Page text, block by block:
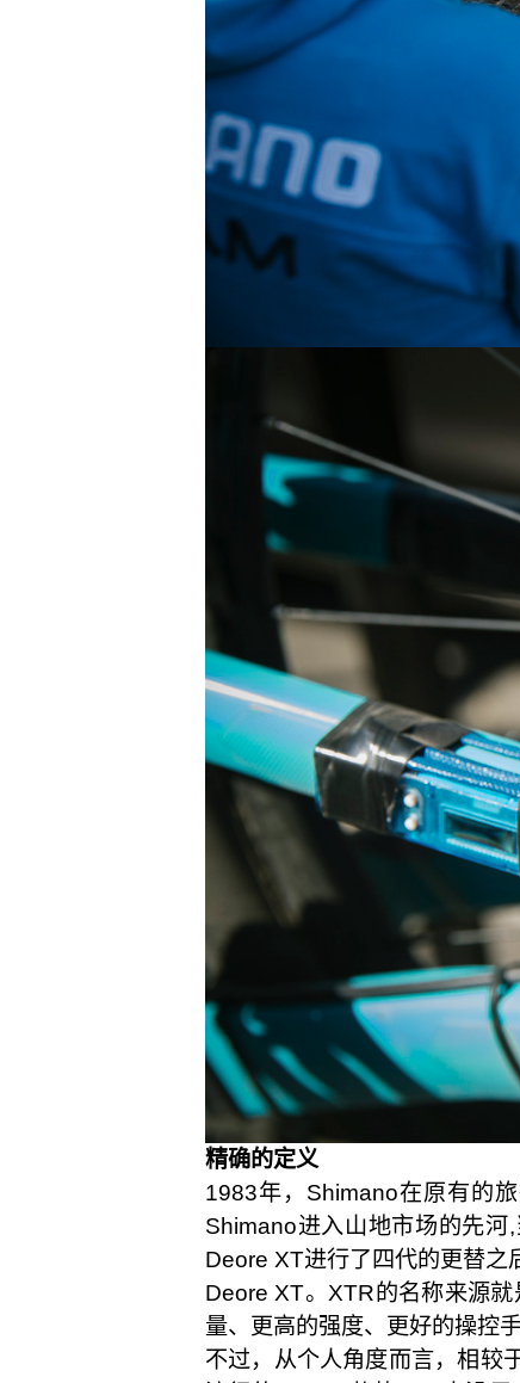
精确的定义
1983年，Shimano在原有的
Shimano进入山地市场的先
Deore XT进行了四代的更替
Deore XT。XTR的名称来源
量、更高的强度、更好的操控
不过，从个人角度而言，相较